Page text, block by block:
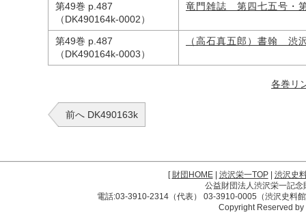
第49巻 p.487
（DK490164k-0002）
竜門雑誌 第四七五号・
第49巻 p.487
（DK490164k-0003）
（高石真五郎）書翰 渋
各巻リ
前へ DK490163k
[財団HOME| 渋沢栄一TOP| 渋沢史
公益財団法人渋沢栄一記
電話:03-3910-2314（代表） 03-3910-0005（渋沢史料
Copyright Reserved